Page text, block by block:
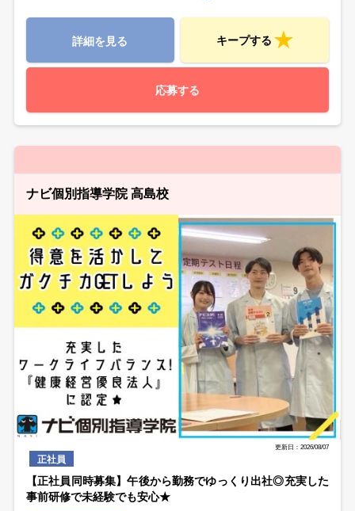
詳細を見る キープする
応募する
ナビ個別指導学院 高島校
更新日：2026/08/07
正社員
【正社員同時募集】午後から勤務でゆっくり出社◎充実した
事前研修で未経験でも安心★